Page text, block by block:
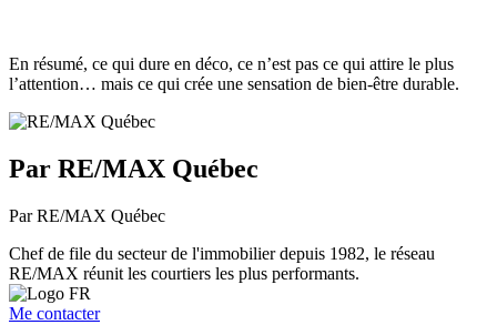
En résumé, ce qui dure en déco, ce n’est pas ce qui attire le plus
l’attention… mais ce qui crée une sensation de bien-être durable.
Par RE/MAX Québec
Par RE/MAX Québec
Chef de file du secteur de l'immobilier depuis 1982, le réseau
RE/MAX réunit les courtiers les plus performants.
Me contacter